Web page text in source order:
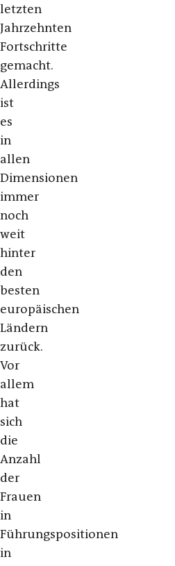
letzten
Jahrzehnten
Fortschritte
gemacht.
Allerdings
ist
es
in
allen
Dimensionen
immer
noch
weit
hinter
den
besten
europäischen
Ländern
zurück.
Vor
allem
hat
sich
die
Anzahl
der
Frauen
in
Führungspositionen
in